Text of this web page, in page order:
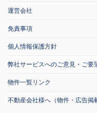
運営会社
免責事項
個人情報保護方針
弊社サービスへのご意見・ご要
物件一覧リンク
不動産会社様へ（物件・広告掲